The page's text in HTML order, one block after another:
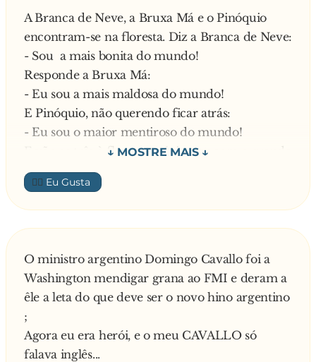
- Porque estou farto de ouvir mentiras!
A Branca de Neve, a Bruxa Má e o Pinóquio
encontram-se na floresta. Diz a Branca de Neve:
- Sou a mais bonita do mundo!
Responde a Bruxa Má:
- Eu sou a mais maldosa do mundo!
E Pinóquio, não querendo ficar atrás:
- Eu sou o maior mentiroso do mundo!
E vão os três à floresta mágica ter com o grande
Sábio que possuía o espelho da verdade para
confirmarem as suas afirmações.
A Branca de Neve entra e sai muito feliz:
- Sou mesmo a mais linda do mundo!
sorridente:
- Sou mesmo a mais maldosa do mundo!
Chega a vez do Pinóquio que sai todo
enfurecido e pergunta:
- Afinal, quem é o raio do Passos Coelho?!
👍🏼
O ministro argentino Domingo Cavallo foi a
Washington mendigar grana ao FMI e deram a
êle a leta do que deve ser o novo hino argentino
;
Agora eu era herói, e o meu CAVALLO só
falava inglês...